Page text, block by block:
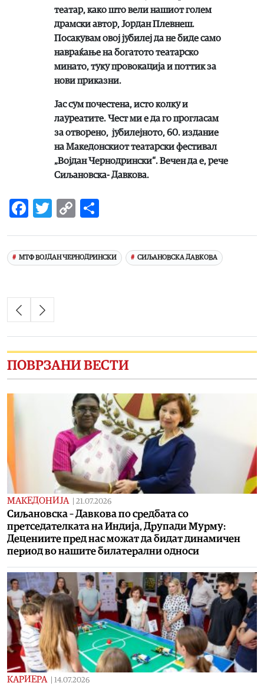
театар, како што вели нашиот голем
драмски автор, Јордан Плевнеш.
Посакувам овој јубилеј да не биде само
навраќање на богатото театарско
минато, туку провокација и поттик за
нови приказни.
Јас сум почестена, исто колку и
лауреатите. Чест ми е да го прогласам
за отворено, јубилејното, 60. издание
на Македонскиот театарски фестивал
„Војдан Чернодрински“. Вечен да е, рече
Сиљановска- Давкова.
Facebook
Twitter
Copy
МТФ ВОЈДАН ЧЕРНОДРИНСКИ СИЉАНОВСКА ДАВКОВА
ПОВРЗАНИ ВЕСТИ
МАКЕДОНИЈА | 21.07.2026
Сиљановска – Давкова по средбата со
претседателката на Индија, Друпади Мурму:
Децениите пред нас можат да бидат динамичен
период во нашите билатерални односи
КАРИЕРА | 14.07.2026